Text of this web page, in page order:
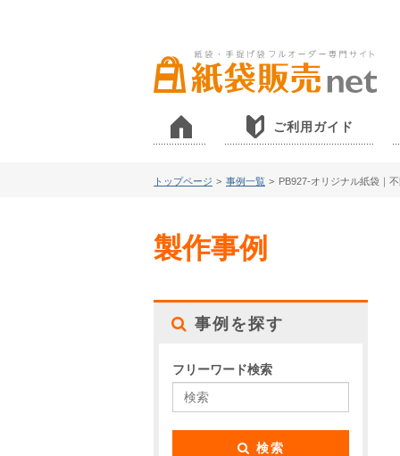
ご利用ガイド
トップページ > 事例一覧 > PB927-オリジナル紙袋｜
製作事例
事例を探す
フリーワード検索
検索